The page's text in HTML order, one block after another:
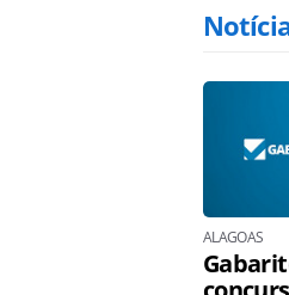
ALAGOAS